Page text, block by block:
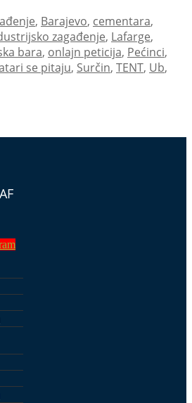
, Barajevo, cementara,
zagađenje, Lafarge,
bara, onlajn peticija, Pećinci,
se pitaju, Surčin, TENT, Ub,